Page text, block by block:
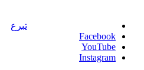
تبرع
Facebook
YouTube
Instagram